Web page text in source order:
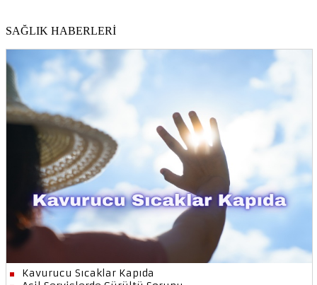
SAĞLIK HABERLERİ